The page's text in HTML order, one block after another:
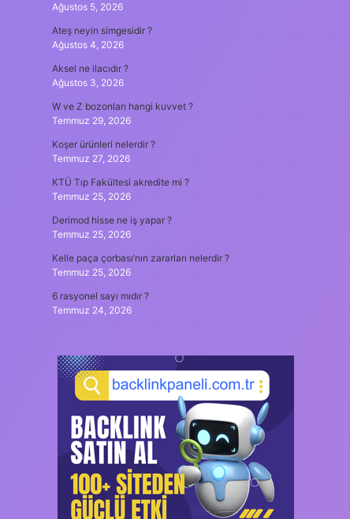
Ağustos 5, 2026
Ateş neyin simgesidir ?
Ağustos 4, 2026
Aksel ne ilacıdır ?
Ağustos 3, 2026
W ve Z bozonları hangi kuvvet ?
Temmuz 29, 2026
Koşer ürünleri nelerdir ?
Temmuz 27, 2026
KTÜ Tıp Fakültesi akredite mi ?
Temmuz 25, 2026
Derimod hisse ne iş yapar ?
Temmuz 25, 2026
Kelle paça çorbası’nın zararları nelerdir ?
Temmuz 25, 2026
6 rasyonel sayı mıdır ?
Temmuz 24, 2026